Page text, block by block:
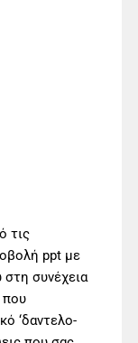
τις
ppt με
στη συνέχεια
που
‘δαντελο-